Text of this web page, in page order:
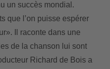
un succès mondial.
que l’on puisse espérer
Il raconte dans une
de la chanson lui sont
Richard de Bois a